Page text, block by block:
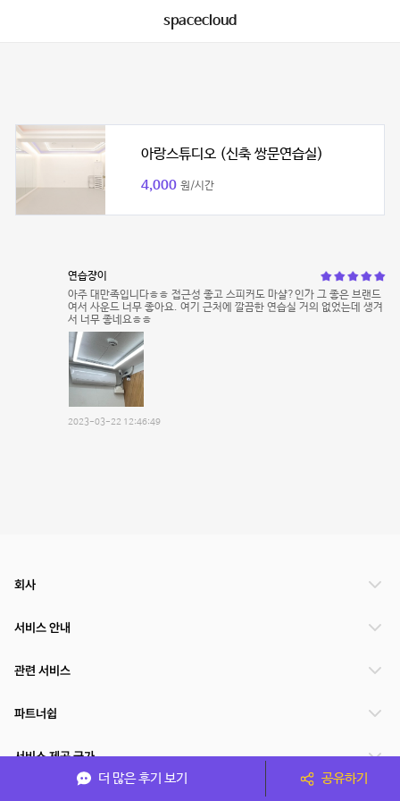
spacecloud
아랑스튜디오 (신축 쌍문연습실)
4,000 원/시간
연습쟝이
아주 대만족입니다ㅎㅎ 접근성 좋고 스피커도 마샬?인가 그 좋은 브랜드
여서 사운드 너무 좋아요. 여기 근처에 깔끔한 연습실 거의 없었는데 생겨
서 너무 좋네요ㅎㅎ
2023-03-22 12:46:49
더 많은 후기 보기 공유하기
회사
서비스 안내
관련 서비스
파트너쉽
서비스 제공 국가